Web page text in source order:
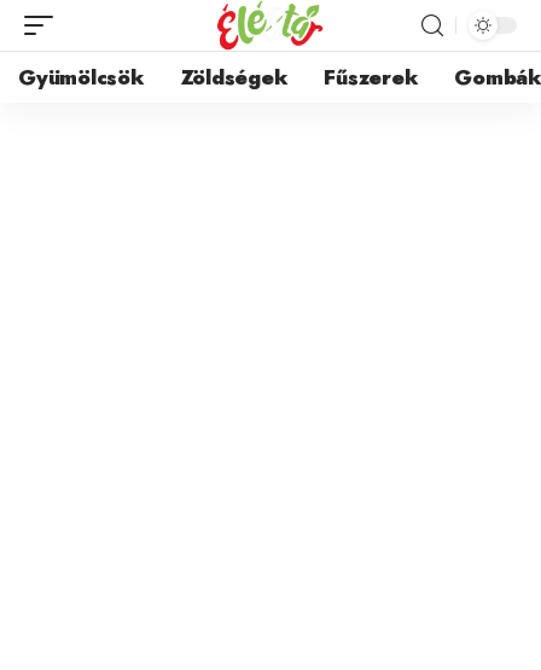
Gyümölcsök Zöldségek Fűszerek Gombák